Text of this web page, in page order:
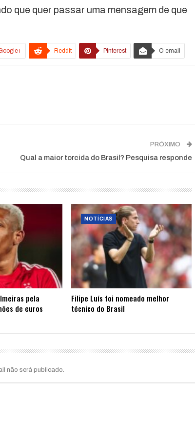
que quer passar uma mensagem de que
ReddIt Pinterest O email
PRÓXIMO
Qual a maior torcida do Brasil? Pesquisa responde
pela
de euros
NOTÍCIAS
Filipe Luís foi nomeado melhor
técnico do Brasil
não será publicado.